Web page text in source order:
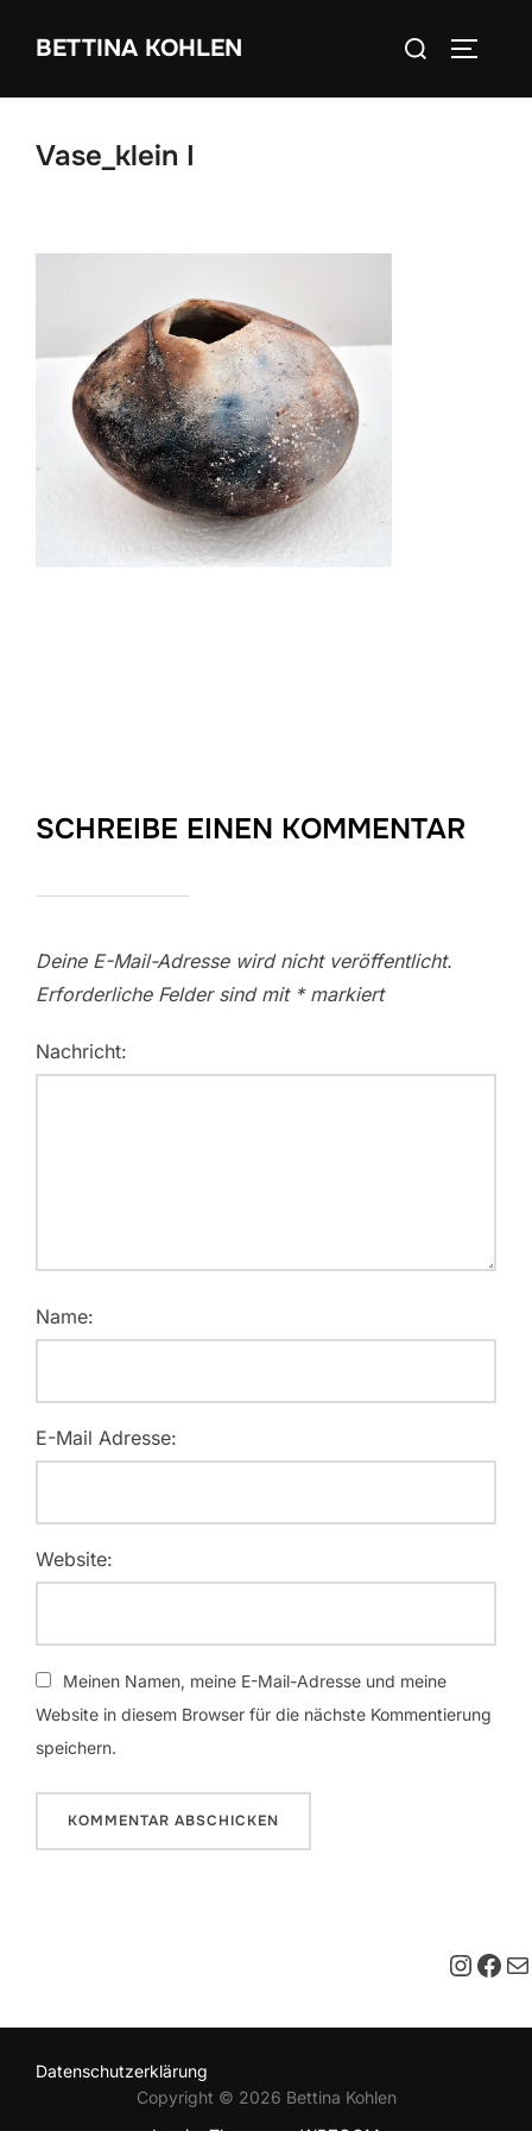
InhaltBETTINA KOHLEN
Suchen
Vase_klein I
SCHREIBE EINEN KOMMENTAR
Deine E-Mail-Adresse wird nicht veröffentlicht.
Erforderliche Felder sind mit *markiert
Nachricht:
Name:
E-Mail Adresse:
Website:
Meinen Namen, meine E-Mail-Adresse und meine
Website in diesem Browser für die nächste Kommentierung
speichern.
E-
Datenschutzerklärung
Copyright © 2026 Bettina Kohlen